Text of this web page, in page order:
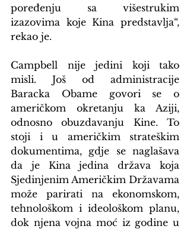
poređenju sa višestrukim
izazovima koje Kina predstavlja“,
rekao je.
Campbell nije jedini koji tako
misli. Još od administracije
Baracka Obame govori se o
američkom okretanju ka Aziji,
odnosno obuzdavanju Kine. To
stoji i u američkim strateškim
dokumentima, gdje se naglašava
da je Kina jedina država koja
Sjedinjenim Američkim Državama
može parirati na ekonomskom,
tehnološkom i ideološkom planu,
dok njena vojna moć iz godine u